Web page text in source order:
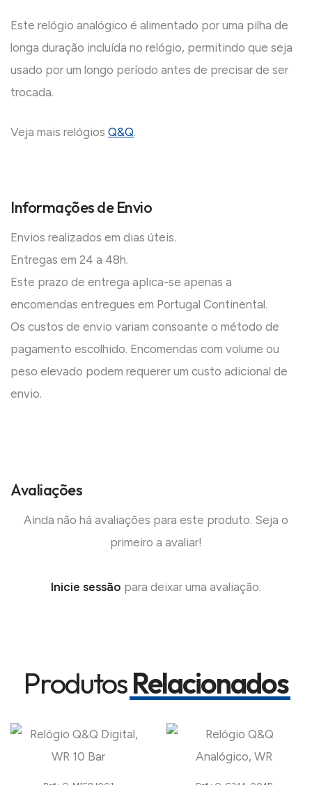
Este relógio analógico é alimentado por uma pilha de
longa duração incluída no relógio, permitindo que seja
usado por um longo período antes de precisar de ser
trocada.
Veja mais relógios Q&Q.
Informações de Envio
Envios realizados em dias úteis.
Entregas em 24 a 48h.
Este prazo de entrega aplica-se apenas a
encomendas entregues em Portugal Continental.
Os custos de envio variam consoante o método de
pagamento escolhido. Encomendas com volume ou
peso elevado podem requerer um custo adicional de
envio.
Avaliações
Ainda não há avaliações para este produto. Seja o
primeiro a avaliar!
Inicie sessão para deixar uma avaliação.
ProdutosRelacionados